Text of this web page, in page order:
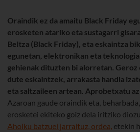
Oraindik ez da amaitu Black Friday
erosketen atariko eta sustagarri
Beltza (Black Friday), eta eskaintza
egunetan, elektronikan eta
gehienak dituzten bi alorretan. Geroz
dute eskaintzek, arrakasta handia
eta saltzaileen artean. Aprobetxatu
Azaroan gaude oraindik eta,
erosketei ekiteko goiz dela iritziko
Aholku batzuei jarraituz, ordea, etekin